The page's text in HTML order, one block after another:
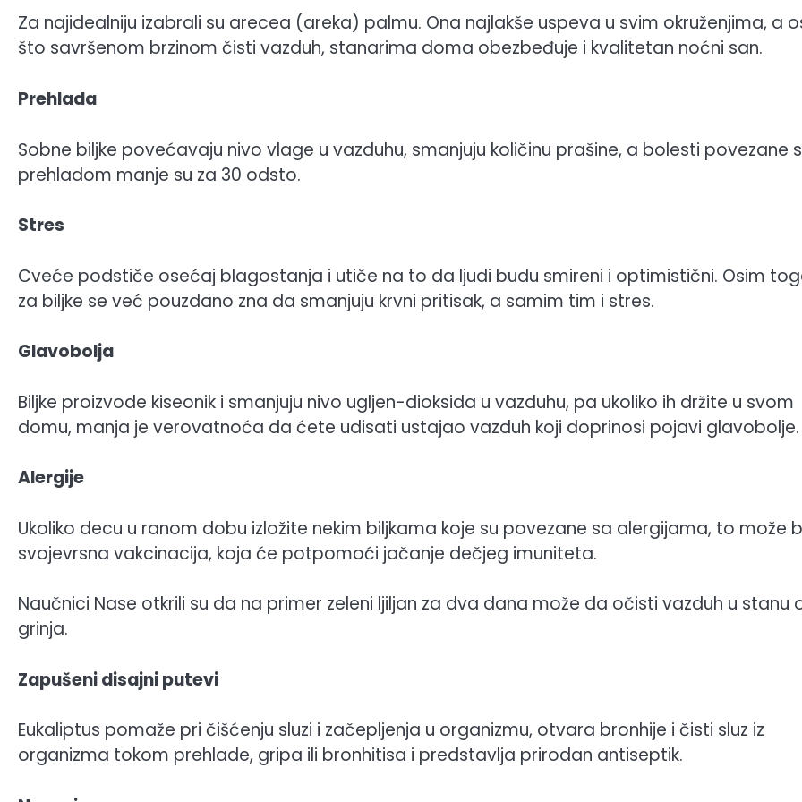
Za najidealniju izabrali su arecea (areka) palmu. Ona najlakše uspeva u svim okruženjima, a
što savršenom brzinom čisti vazduh, stanarima doma obezbeđuje i kvalitetan noćni san.
Prehlada
Sobne biljke povećavaju nivo vlage u vazduhu, smanjuju količinu prašine, a bolesti povezane
prehladom manje su za 30 odsto.
Stres
Cveće podstiče osećaj blagostanja i utiče na to da ljudi budu smireni i optimistični. Osim
za biljke se već pouzdano zna da smanjuju krvni pritisak, a samim tim i stres.
Glavobolja
Biljke proizvode kiseonik i smanjuju nivo ugljen-dioksida u vazduhu, pa ukoliko ih držite u svom
domu, manja je verovatnoća da ćete udisati ustajao vazduh koji doprinosi pojavi glavobolje.
Alergije
Ukoliko decu u ranom dobu izložite nekim biljkama koje su povezane sa alergijama, to može
svojevrsna vakcinacija, koja će potpomoći jačanje dečjeg imuniteta.
Naučnici Nase otkrili su da na primer zeleni ljiljan za dva dana može da očisti vazduh u stanu
grinja.
Zapušeni disajni putevi
Eukaliptus pomaže pri čišćenju sluzi i začepljenja u organizmu, otvara bronhije i čisti sluz iz
organizma tokom prehlade, gripa ili bronhitisa i predstavlja prirodan antiseptik.